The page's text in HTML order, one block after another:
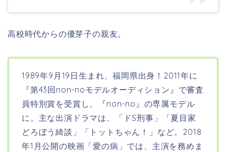
高校時代からの優芽子の親友。
1989年9月19日生まれ、福岡県出身！ 2011年に
『第43回non-noモデルオーディション』で審査
員特別賞を受賞し、
『non-no 』の専属モデル
に。主な出演ドラマは、「ドS刑事」「夏目家
どろぼう綺談」「トットちゃん！」など。2018
年1月公開の映画「愛の病」では、主演を務めま